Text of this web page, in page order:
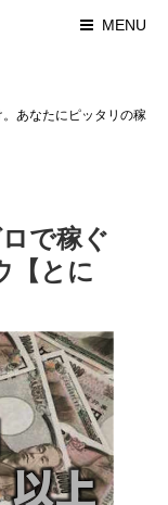
MENU
あなたにピッタリの稼
で稼ぐ
【とに